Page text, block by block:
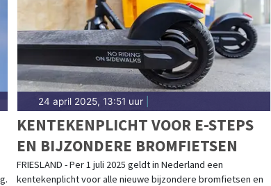
24 april 2025, 13:51 uur|
KENTEKENPLICHT VOOR E-STEPS
EN BIJZONDERE BROMFIETSEN
FRIESLAND - Per 1 juli 2025 geldt in Nederland een
kentekenplicht voor alle nieuwe bijzondere bromfietsen en